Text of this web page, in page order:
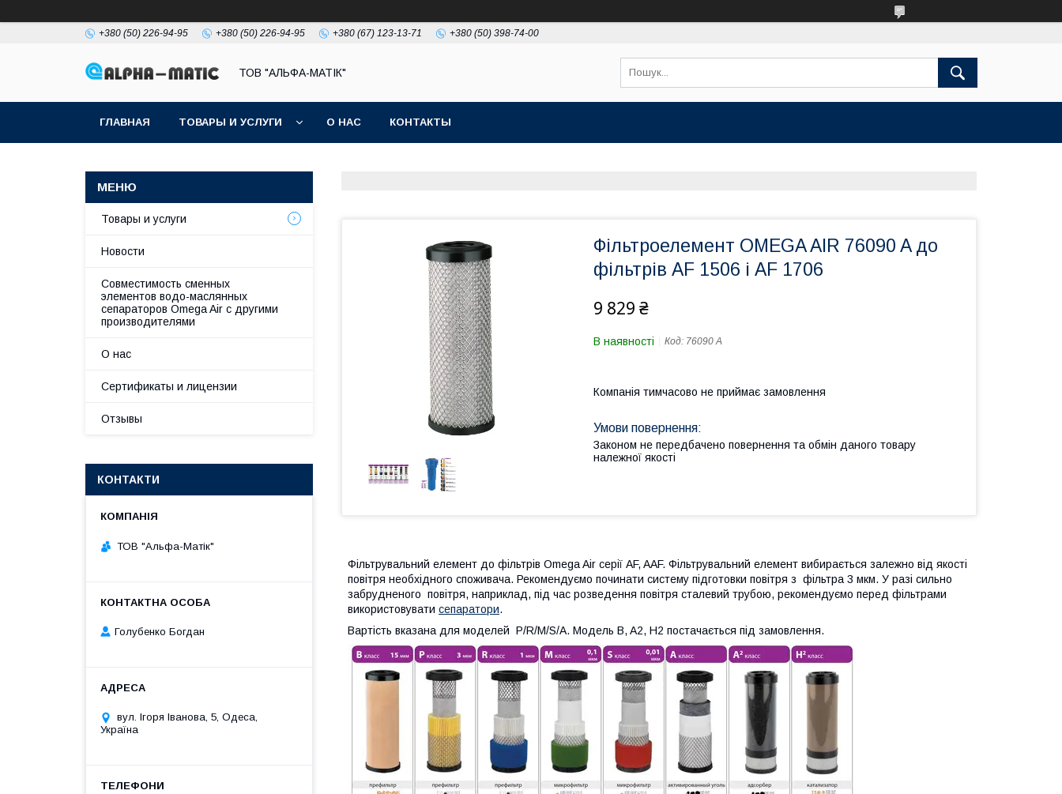
+380 (50) 226-94-95 +380 (50) 226-94-95 +380 (67) 123-13-71 +380 (50) 398-74-00
ТОВ "АЛЬФА-МАТІК"
ГЛАВНАЯ ТОВАРЫ И УСЛУГИ О НАС КОНТАКТЫ
Фільтроелемент OMEGA AIR 76090 A до
фільтрів AF 1506 і AF 1706
9 829 ₴
В наявності Код: 76090 A
Компанія тимчасово не приймає замовлення
Законом не передбачено повернення та обмін даного товару
належної якості
Фільтрувальний елемент до фільтрів Omega Air серії AF, AAF. Фільтрувальний елемент вибирається залежно від якості
повітря необхідного споживача. Рекомендуємо починати систему підготовки повітря з фільтра 3 мкм. У разі сильно
забрудненого повітря, наприклад, під час розведення повітря сталевий трубою, рекомендуємо перед фільтрами
використовувати сепаратори.
Вартість вказана для моделей P/R/M/S/A. Модель B, A2, H2 постачається під замовлення.
Товары и услуги
Новости
Совместимость сменных
элементов водо-маслянных
сепараторов Omega Air с другими
производителями
О нас
Сертификаты и лицензии
Отзывы
КОНТАКТИ
ТОВ "Альфа-Матік"
Голубенко Богдан
вул. Ігоря Іванова, 5, Одеса,
Україна